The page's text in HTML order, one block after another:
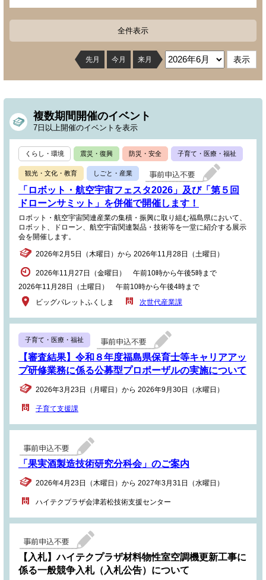
全件表示
先月 今月 来月
複数期間開催のイベント
7日以上開催のイベントを表示
くらし・環境 震災・復興 防災・安全 子育て・医療・福祉
観光・文化・教育 しごと・産業
「ロボット・航空宇宙フェスタ2026」及び「第５回
ドローンサミット」を併催で開催します！
ロボット・航空宇宙関連産業の集積・振興に取り組む福島県において、
ロボット、ドローン、航空宇宙関連製品・技術等を一堂に紹介する展示
会を開催します。
2026年2月5日（木曜日）から 2026年11月28日（土曜日）
2026年11月27日（金曜日） 午前10時から午後5時まで
2026年11月28日（土曜日） 午前10時から午後4時まで
ビッグパレットふくしま
次世代産業課
子育て・医療・福祉
【審査結果】令和８年度福島県保育士等キャリアアッ
プ研修業務に係る公募型プロポーザルの実施について
2026年3月23日（月曜日）から 2026年9月30日（水曜日）
子育て支援課
「果実酒製造技術研究分科会」のご案内
2026年4月23日（木曜日）から 2027年3月31日（水曜日）
ハイテクプラザ会津若松技術支援センター
【入札】ハイテクプラザ材料物性室空調機更新工事に
係る一般競争入札（入札公告）について